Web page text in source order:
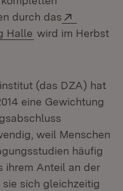
durch das
Halle (Öffnet in neuem
wird im Herbst
(das DZA) hat
eine Gewichtung
weil Menschen
häufig
ihrem Anteil an der
sich gleichzeitig